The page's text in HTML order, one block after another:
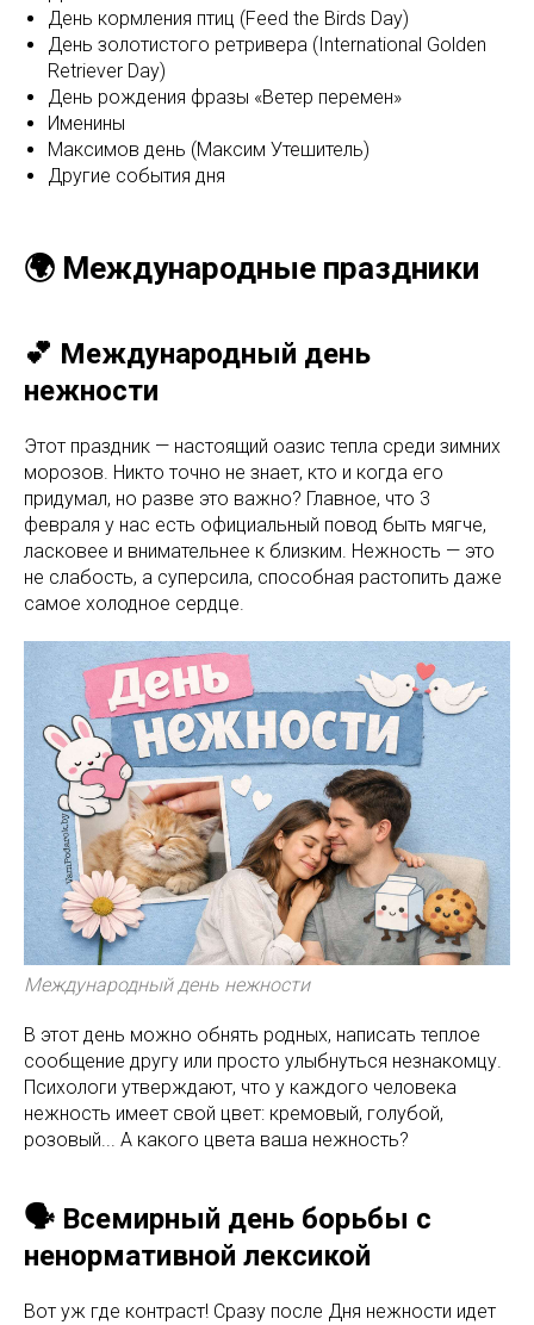
День кормления птиц (Feed the Birds Day)
День золотистого ретривера (International Golden
Retriever Day)
День рождения фразы «Ветер перемен»
Именины
Максимов день (Максим Утешитель)
Другие события дня
🌍 Международные праздники
💕 Международный день
нежности
Этот праздник — настоящий оазис тепла среди зимних
морозов. Никто точно не знает, кто и когда его
придумал, но разве это важно? Главное, что 3
февраля у нас есть официальный повод быть мягче,
ласковее и внимательнее к близким. Нежность — это
не слабость, а суперсила, способная растопить даже
самое холодное сердце.
Международный день нежности
В этот день можно обнять родных, написать теплое
сообщение другу или просто улыбнуться незнакомцу.
Психологи утверждают, что у каждого человека
нежность имеет свой цвет: кремовый, голубой,
розовый... А какого цвета ваша нежность?
🗣️ Всемирный день борьбы с
ненормативной лексикой
Вот уж где контраст! Сразу после Дня нежности идет